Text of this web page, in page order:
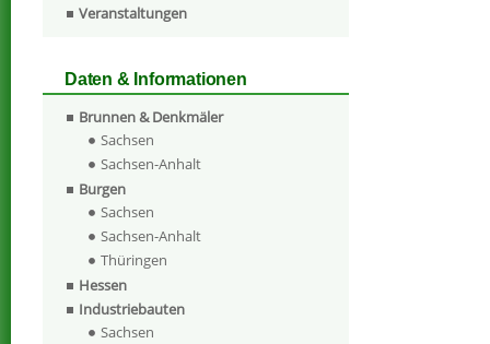
Veranstaltungen
Daten & Informationen
Brunnen & Denkmäler
Sachsen
Sachsen-Anhalt
Burgen
Sachsen
Sachsen-Anhalt
Thüringen
Hessen
Industriebauten
Sachsen